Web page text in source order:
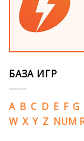
БАЗА ИГР
A B C D E F G
W X Y Z NUM